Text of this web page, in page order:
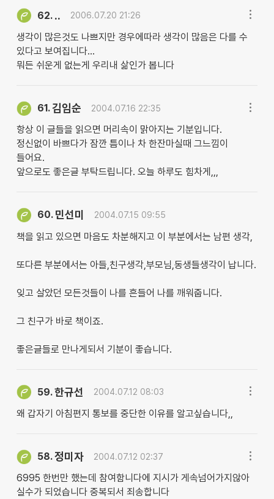
62. .. 2006.07.20 21:26
생각이 많은것도 나쁘지만 경우에따라 생각이 많음은 다를 수
있다고 보여집니다...
뭐든 쉬운게 없는게 우리내 삶인가 봅니다
61.김임순 2004.07.16 22:35
항상 이 글들을 읽으면 머리속이 맑아지는 기분입니다.
정신없이 바쁘다가 잠깐 틈이나 차 한잔마실때 그느낌이
들어요.
앞으로도 좋은글 부탁드립니다. 오늘 하루도 힘차게,,,
60. 민선미 2004.07.15 09:55
책을 읽고 있으면 마음도 차분해지고 이 부분에서는 남편 생각,
또다른 부분에서는 아들,친구생각,부모님,동생들생각이 납니다.
잊고 살았던 모든것들이 나를 흔들어 나를 깨워줍니다.
그 친구가 바로 책이죠.
좋은글들로 만나게되서 기분이 좋습니다.
59.한규선 2004.07.12 08:03
왜 갑자기 아침편지 통보를 중단한 이유를 알고싶습니다,,
58.정미자 2004.07.12 02:37
6995 한번만 했는데 참여함니다에 지시가 게속넘어가지않아
실수가 되었습니다 중복되서 죄송합니다